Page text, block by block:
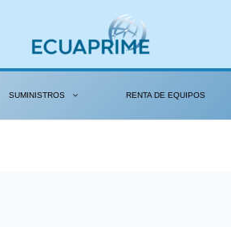
SUMINISTROS RENTA DE EQUIPOS